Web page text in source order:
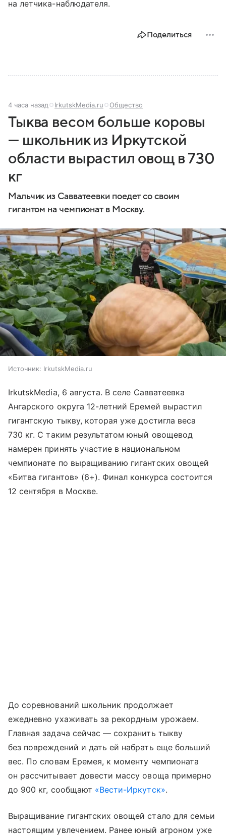
на летчика-наблюдателя.
Поделиться
4 часа назад IrkutskMedia.ru Общество
Тыква весом больше коровы
— школьник из Иркутской
области вырастил овощ в 730
кг
Мальчик из Савватеевки поедет со своим
гигантом на чемпионат в Москву.
Источник: IrkutskMedia.ru
IrkutskMedia, 6 августа. В селе Савватеевка
Ангарского округа 12-летний Еремей вырастил
гигантскую тыкву, которая уже достигла веса
730 кг. С таким результатом юный овощевод
намерен принять участие в национальном
чемпионате по выращиванию гигантских овощей
«Битва гигантов» (6+). Финал конкурса состоится
12 сентября в Москве.
До соревнований школьник продолжает
ежедневно ухаживать за рекордным урожаем.
Главная задача сейчас — сохранить тыкву
без повреждений и дать ей набрать еще больший
вес. По словам Еремея, к моменту чемпионата
он рассчитывает довести массу овоща примерно
до 900 кг, сообщают «Вести-Иркутск».
Выращивание гигантских овощей стало для семьи
настоящим увлечением. Ранее юный агроном уже